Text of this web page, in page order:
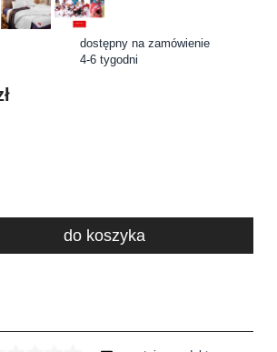
dostępny na zamówienie
4-6 tygodni
do koszyka